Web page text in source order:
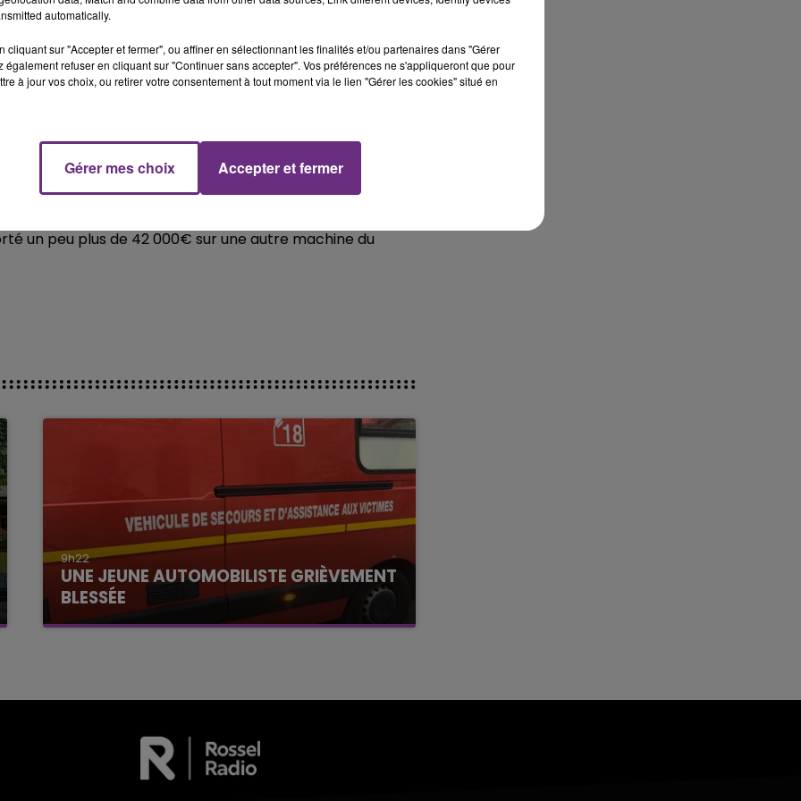
au Casino Joa du lac du Der.
nouvelles grosses sommes ont été remportées, la
(Le Game King).
a remporté les deux chèques de 32 000 et 37 600€ à
70 000€.
un peu plus de 42 000€ sur une autre machine du
9h22
UNE JEUNE AUTOMOBILISTE GRIÈVEMENT
BLESSÉE
Une automobiliste s'est retrouvée piégée dans
automatically.
cliquant sur "Accepter et fermer", ou affiner en sélectionnant les finalités et/ou partenaires dans "Gérer
également refuser en cliquant sur "Continuer sans accepter". Vos préférences ne s'appliqueront que pour
à jour vos choix, ou retirer votre consentement à tout moment via le lien "Gérer les cookies" situé en
Gérer mes choix Accepter et fermer